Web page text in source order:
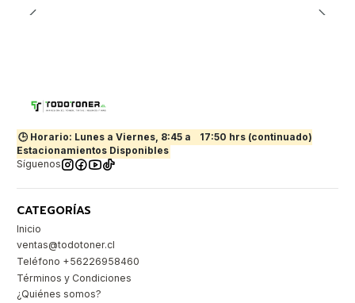
🕒 Horario: Lunes a Viernes, 8:45 a
17:50 hrs (continuado)
Estacionamientos Disponibles
Síguenos
CATEGORÍAS
Inicio
ventas@todotoner.cl
Teléfono +56226958460
Términos y Condiciones
¿Quiénes somos?